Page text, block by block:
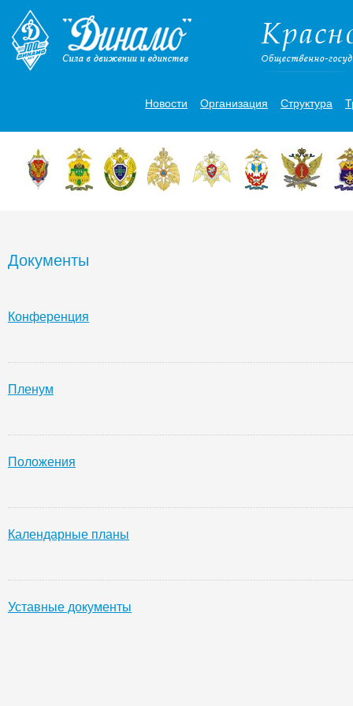
Новости Организация Структура
Документы
Конференция
Пленум
Положения
Календарные планы
Уставные документы